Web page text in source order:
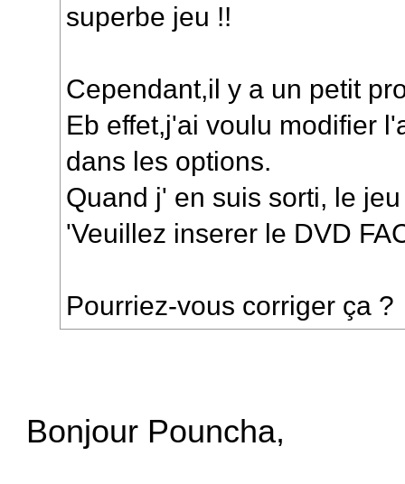
superbe jeu !!
Cependant,il y a un petit
Eb effet,j'ai voulu modifier
dans les options.
Quand j' en suis sorti, le
'Veuillez inserer le DVD
Pourriez-vous corriger ça ?
Bonjour Pouncha,